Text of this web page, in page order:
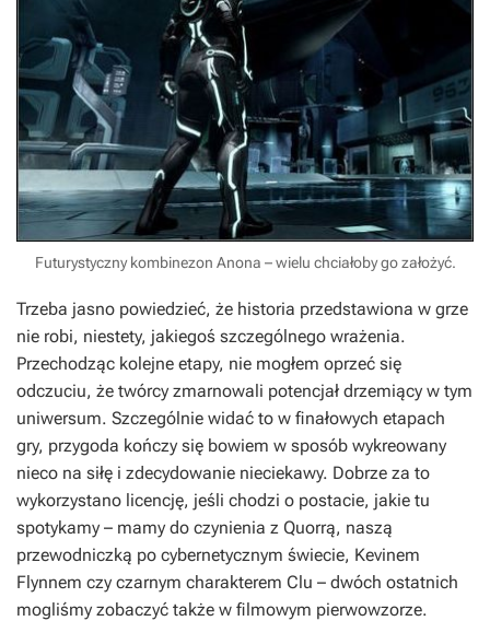
Futurystyczny kombinezon Anona – wielu chciałoby go założyć.
Trzeba jasno powiedzieć, że historia przedstawiona w grze
nie robi, niestety, jakiegoś szczególnego wrażenia.
Przechodząc kolejne etapy, nie mogłem oprzeć się
odczuciu, że twórcy zmarnowali potencjał drzemiący w tym
uniwersum. Szczególnie widać to w finałowych etapach
gry, przygoda kończy się bowiem w sposób wykreowany
nieco na siłę i zdecydowanie nieciekawy. Dobrze za to
wykorzystano licencję, jeśli chodzi o postacie, jakie tu
spotykamy – mamy do czynienia z Quorrą, naszą
przewodniczką po cybernetycznym świecie, Kevinem
Flynnem czy czarnym charakterem Clu – dwóch ostatnich
mogliśmy zobaczyć także w filmowym pierwowzorze.